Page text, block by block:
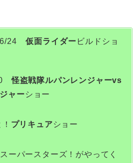
6/24 仮面ライダー ビルドショ
怪盗戦隊ルパンレンジャーvs
ャーショー
プリキュアショー
パースターズ！がやってく